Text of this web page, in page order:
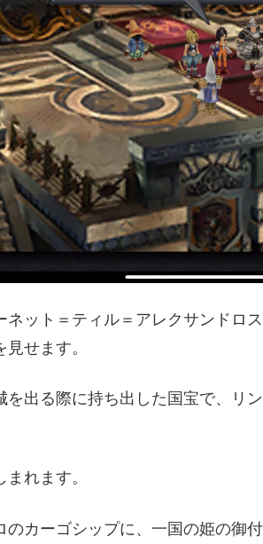
ネット＝ティル＝アレクサンドロ
せます。
を出る際に持ち出した国宝で、リ
れます。
のカーゴシップに、一国の姫の御